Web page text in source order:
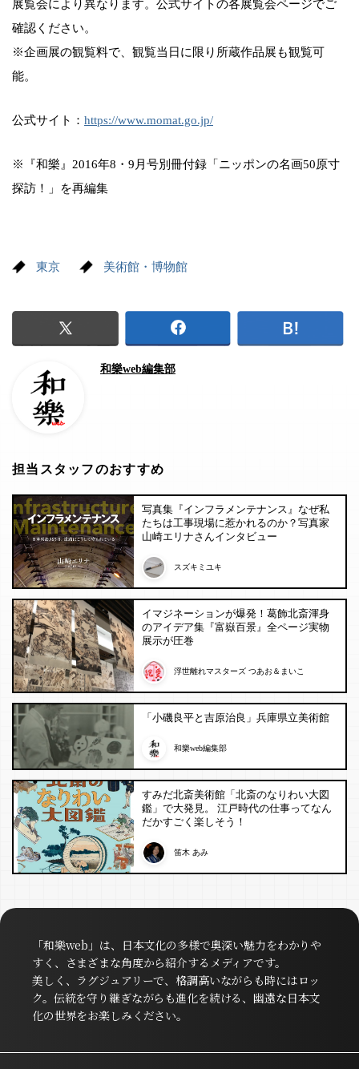
展覧会により異なります。公式サイトの各展覧会ページでご
確認ください。
※企画展の観覧料で、観覧当日に限り所蔵作品展も観覧可
能。
公式サイト： https://www.momat.go.jp/
※『和樂』2016年8・9月号別冊付録「ニッポンの名画50原寸
探訪！」を再編集
東京 美術館・博物館
和樂web編集部
担当スタッフのおすすめ
写真集『インフラメンテナンス』なぜ私
たちは工事現場に惹かれるのか？写真家
山崎エリナさんインタビュー
スズキミユキ
イマジネーションが爆発！葛飾北斎渾身
のアイデア集『富嶽百景』全ページ実物
展示が圧巻
浮世離れマスターズ つあお＆まいこ
「小磯良平と吉原治良」兵庫県立美術館
和樂web編集部
すみだ北斎美術館「北斎のなりわい大図
鑑」で大発見。 江戸時代の仕事ってなん
だかすごく楽しそう！
笛木 あみ
「和樂web」は、日本文化の多様で奥深い魅力をわかりや
すく、さまざまな角度から紹介するメディアです。
美しく、ラグジュアリーで、格調高いながらも時にはロッ
ク。伝統を守り継ぎながらも進化を続ける、幽遠な日本文
化の世界をお楽しみください。